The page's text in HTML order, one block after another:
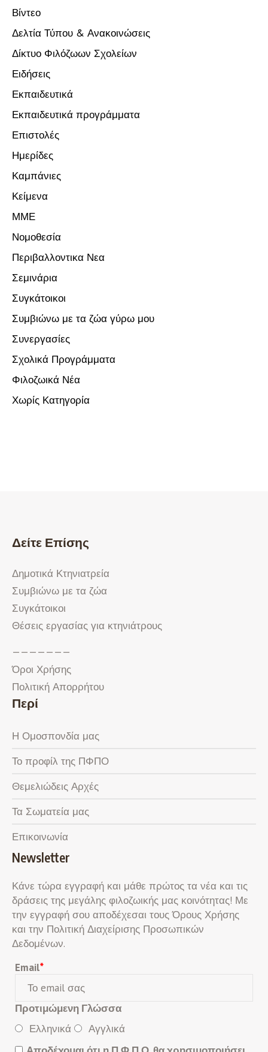
Βίντεο
Δελτία Τύπου & Ανακοινώσεις
Δίκτυο Φιλόζωων Σχολείων
Ειδήσεις
Εκπαιδευτικά
Εκπαιδευτικά προγράμματα
Επιστολές
Ημερίδες
Καμπάνιες
Κείμενα
ΜΜΕ
Νομοθεσία
Περιβαλλοντικα Νεα
Σεμινάρια
Συγκάτοικοι
Συμβιώνω με τα ζώα γύρω μου
Συνεργασίες
Σχολικά Προγράμματα
Φιλοζωικά Νέα
Χωρίς Κατηγορία
Δείτε Επίσης
Δημοτικά Κτηνιατρεία
Συμβιώνω με τα ζώα
Συγκάτοικοι
Θέσεις εργασίας για κτηνιάτρους
———————
Όροι Χρήσης
Πολιτική Απορρήτου
Περί
Η Ομοσπονδία μας
Το προφίλ της ΠΦΠΟ
Θεμελιώδεις Αρχές
Τα Σωματεία μας
Επικοινωνία
Newsletter
Κάνε τώρα εγγραφή και μάθε πρώτος τα νέα και τις
δράσεις της μεγάλης φιλοζωικής μας κοινότητας! Με
την εγγραφή σου αποδέχεσαι τους Όρους Χρήσης
και την Πολιτική Διαχείρισης Προσωπικών
Δεδομένων.
Email*
Προτιμώμενη Γλώσσα
Ελληνικά
Αγγλικά